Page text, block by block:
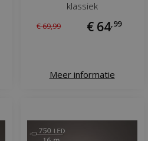
klassiek
€69,99 € 64 99
Meer informatie